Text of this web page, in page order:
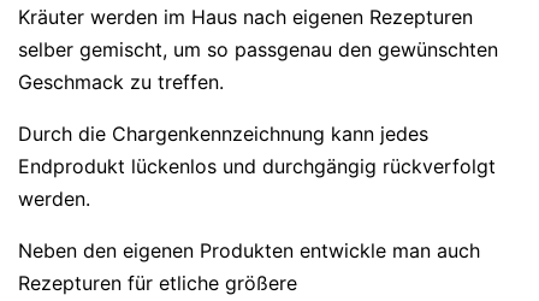
Kräuter werden im Haus nach eigenen Rezepturen
selber gemischt, um so passgenau den gewünschten
Geschmack zu treffen.
Durch die Chargenkennzeichnung kann jedes
Endprodukt lückenlos und durchgängig rückverfolgt
werden.
Neben den eigenen Produkten entwickle man auch
Rezepturen für etliche größere